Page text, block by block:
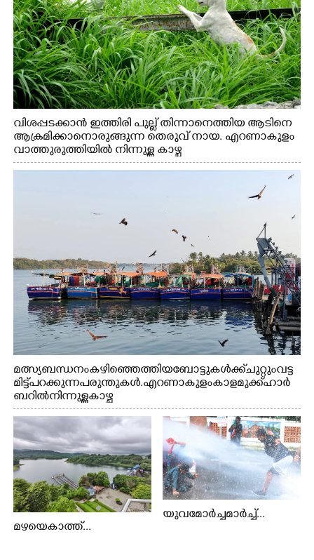
വിശപ്പടക്കാൻ ഇത്തിരി പുല്ല് തിന്നാനെത്തിയ ആടിനെ
ആക്രമിക്കാനൊരുങ്ങുന്ന തെരുവ് നായ. എറണാകുളം
വാത്തുരുത്തിയിൽ നിന്നുള്ള കാഴ്ച
മത്സ്യബന്ധനം കഴിഞ്ഞെത്തിയ ബോട്ടുകൾക്ക് ചുറ്റും വട്ട
മിട്ട് പറക്കുന്ന പരുന്തുകൾ. എറണാകുളം കാളമുക്ക് ഹാർ
ബറിൽ നിന്നുള്ള കാഴ്ച
മഴയെകാത്ത്...
യുവമോർച്ചമാർച്ച്...